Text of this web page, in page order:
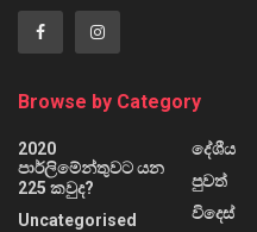
Browse by Category
2020
පාර්ලිමේන්තුවට යන
225 කවුද?
Uncategorised
දේශීය
පුවත්
විදෙස්